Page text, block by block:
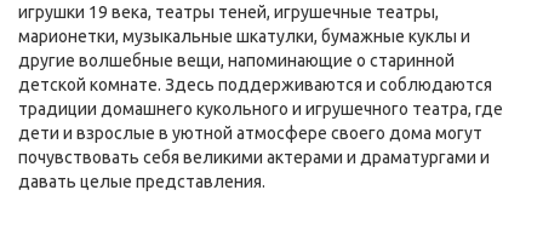
игрушки 19 века, театры теней, игрушечные театры,
марионетки, музыкальные шкатулки, бумажные куклы и
другие волшебные вещи, напоминающие о старинной
детской комнате. Здесь поддерживаются и соблюдаются
традиции домашнего кукольного и игрушечного театра, где
дети и взрослые в уютной атмосфере своего дома могут
почувствовать себя великими актерами и драматургами и
давать целые представления.